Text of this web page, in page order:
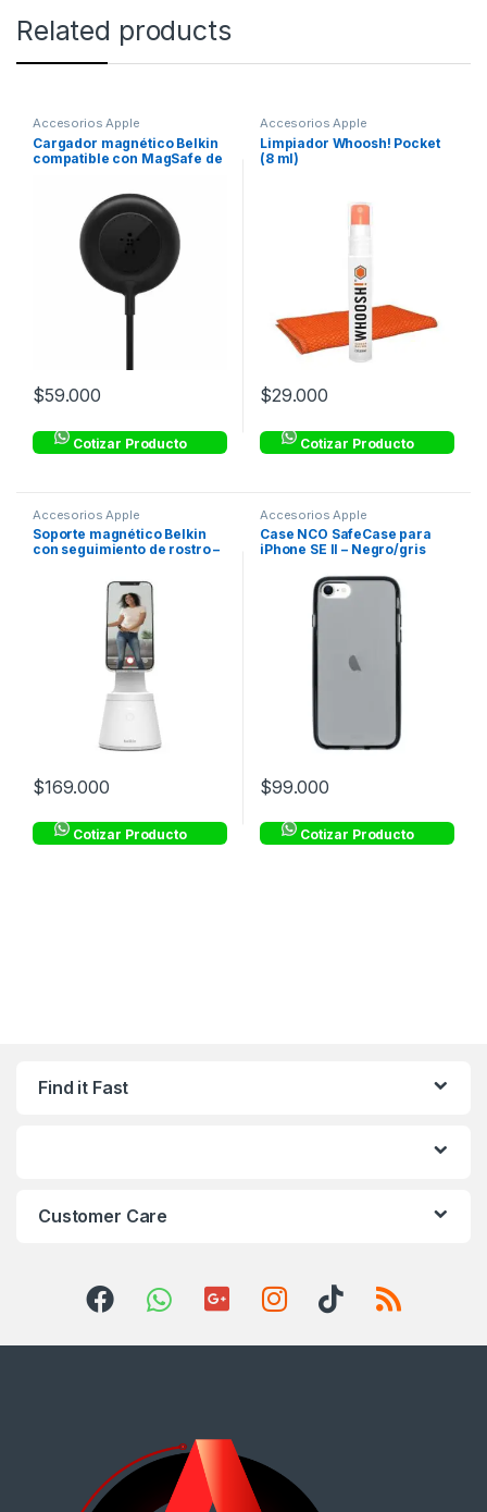
Related products
Accesorios Apple
Cargador magnético Belkin
compatible con MagSafe de
$59.000
Cotizar Producto
Accesorios Apple
Limpiador Whoosh! Pocket
(8 ml)
$29.000
Cotizar Producto
Accesorios Apple
Soporte magnético Belkin
con seguimiento de rostro –
$169.000
Cotizar Producto
Accesorios Apple
Case NCO SafeCase para
iPhone SE II – Negro/gris
$99.000
Cotizar Producto
Find it Fast
Customer Care